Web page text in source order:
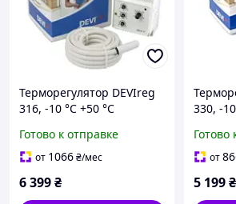
Терморегулятор DEVIreg
316, -10 °С +50 °С
Готово к отправке
от 1066₴/мес
6 399₴
330, -
Готово
от
5 199₴